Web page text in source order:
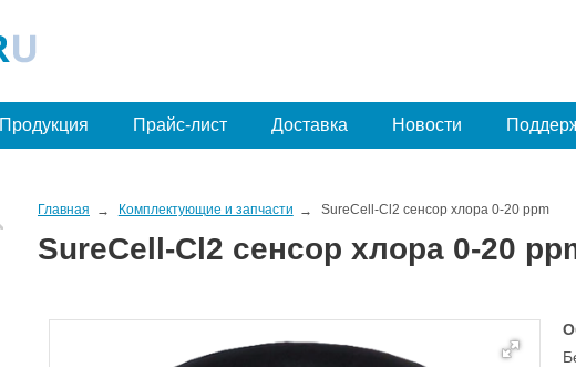
Продукция Прайс-лист Доставка Новости
Главная Комплектующие и запчасти SureCell-Сl2 сенсор хлора 0-20 ppm
SureCell-Сl2 сенсор хлора 0-20